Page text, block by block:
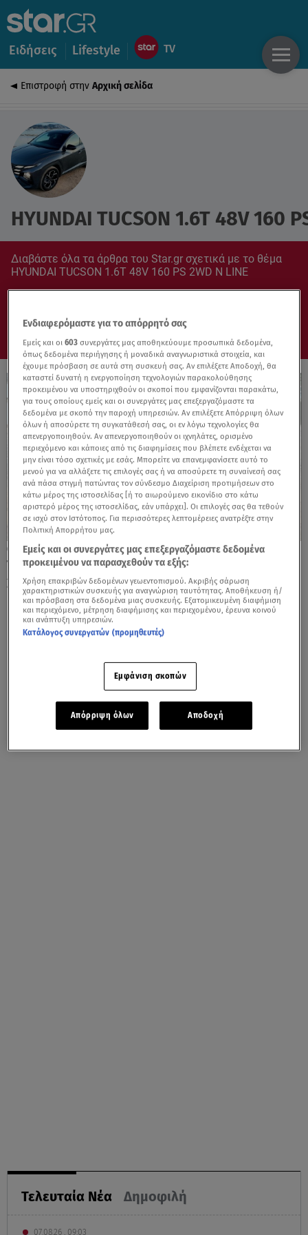
Ειδήσεις Lifestyle
Επιστροφή στην Αρχική σελίδα
HYUNDAI TUCSON 1.6T 48V 160
Διαβάστε όλα τα άρθρα του Star.gr σχετικά με το θέμα
HYUNDAI TUCSON 1.6T 48V 160 PS 2WD N LINE
16.03.25, 09:00
Test drive: Hyundai Tucson 1.6T 48V 160 PS
2WD N Line
Τελευταία Νέα Δημοφιλή
07.08.26 , 09:03
Ενδιαφερόμαστε για το απόρρητό σας
Εμείς και οι603 συνεργάτες μας αποθηκεύουμε προσωπικά δεδομένα,
όπως δεδομένα περιήγησης ή μοναδικά αναγνωριστικά στοιχεία, και
έχουμε πρόσβαση σε αυτά στη συσκευή σας. Αν επιλέξετε Αποδοχή, θα
καταστεί δυνατή η ενεργοποίηση τεχνολογιών παρακολούθησης
προκειμένου να υποστηριχθούν οι σκοποί που εμφανίζονται παρακάτω,
για τους οποίους εμείς και οι συνεργάτες μας επεξεργαζόμαστε τα
δεδομένα με σκοπό την παροχή υπηρεσιών. Αν επιλέξετε Απόρριψη όλων
όλων ή αποσύρετε τη συγκατάθεσή σας, οι εν λόγω τεχνολογίες θα
απενεργοποιηθούν. Αν απενεργοποιηθούν οι ιχνηλάτες, ορισμένο
περιεχόμενο και κάποιες από τις διαφημίσεις που βλέπετε ενδέχεται να
μην είναι τόσο σχετικές με εσάς. Μπορείτε να επανεμφανίσετε αυτό το
μενού για να αλλάξετε τις επιλογές σας ή να αποσύρετε τη συναίνεσή σας
ανά πάσα στιγμή πατώντας τον σύνδεσμο Διαχείριση προτιμήσεων στο
κάτω μέρος της ιστοσελίδας [ή το αιωρούμενο εικονίδιο στο κάτω
αριστερό μέρος της ιστοσελίδας, εάν υπάρχει]. Οι επιλογές σας θα τεθούν
σε ισχύ στον Ιστότοπος. Για περισσότερες λεπτομέρειες ανατρέξτε στην
Πολιτική Απορρήτου μας.
Εμείς και οι συνεργάτες μας επεξεργαζόμαστε δεδομένα
προκειμένου να παρασχεθούν τα εξής:
Χρήση επακριβών δεδομένων γεωεντοπισμού. Ακριβής σάρωση
χαρακτηριστικών συσκευής για αναγνώριση ταυτότητας. Αποθήκευση ή/
και πρόσβαση στα δεδομένα μιας συσκευής. Εξατομικευμένη διαφήμιση
και περιεχόμενο, μέτρηση διαφήμισης και περιεχομένου, έρευνα κοινού
και ανάπτυξη υπηρεσιών.
Κατάλογος συνεργατών (προμηθευτές)
Εμφάνιση σκοπών
Απόρριψη όλων Αποδοχή